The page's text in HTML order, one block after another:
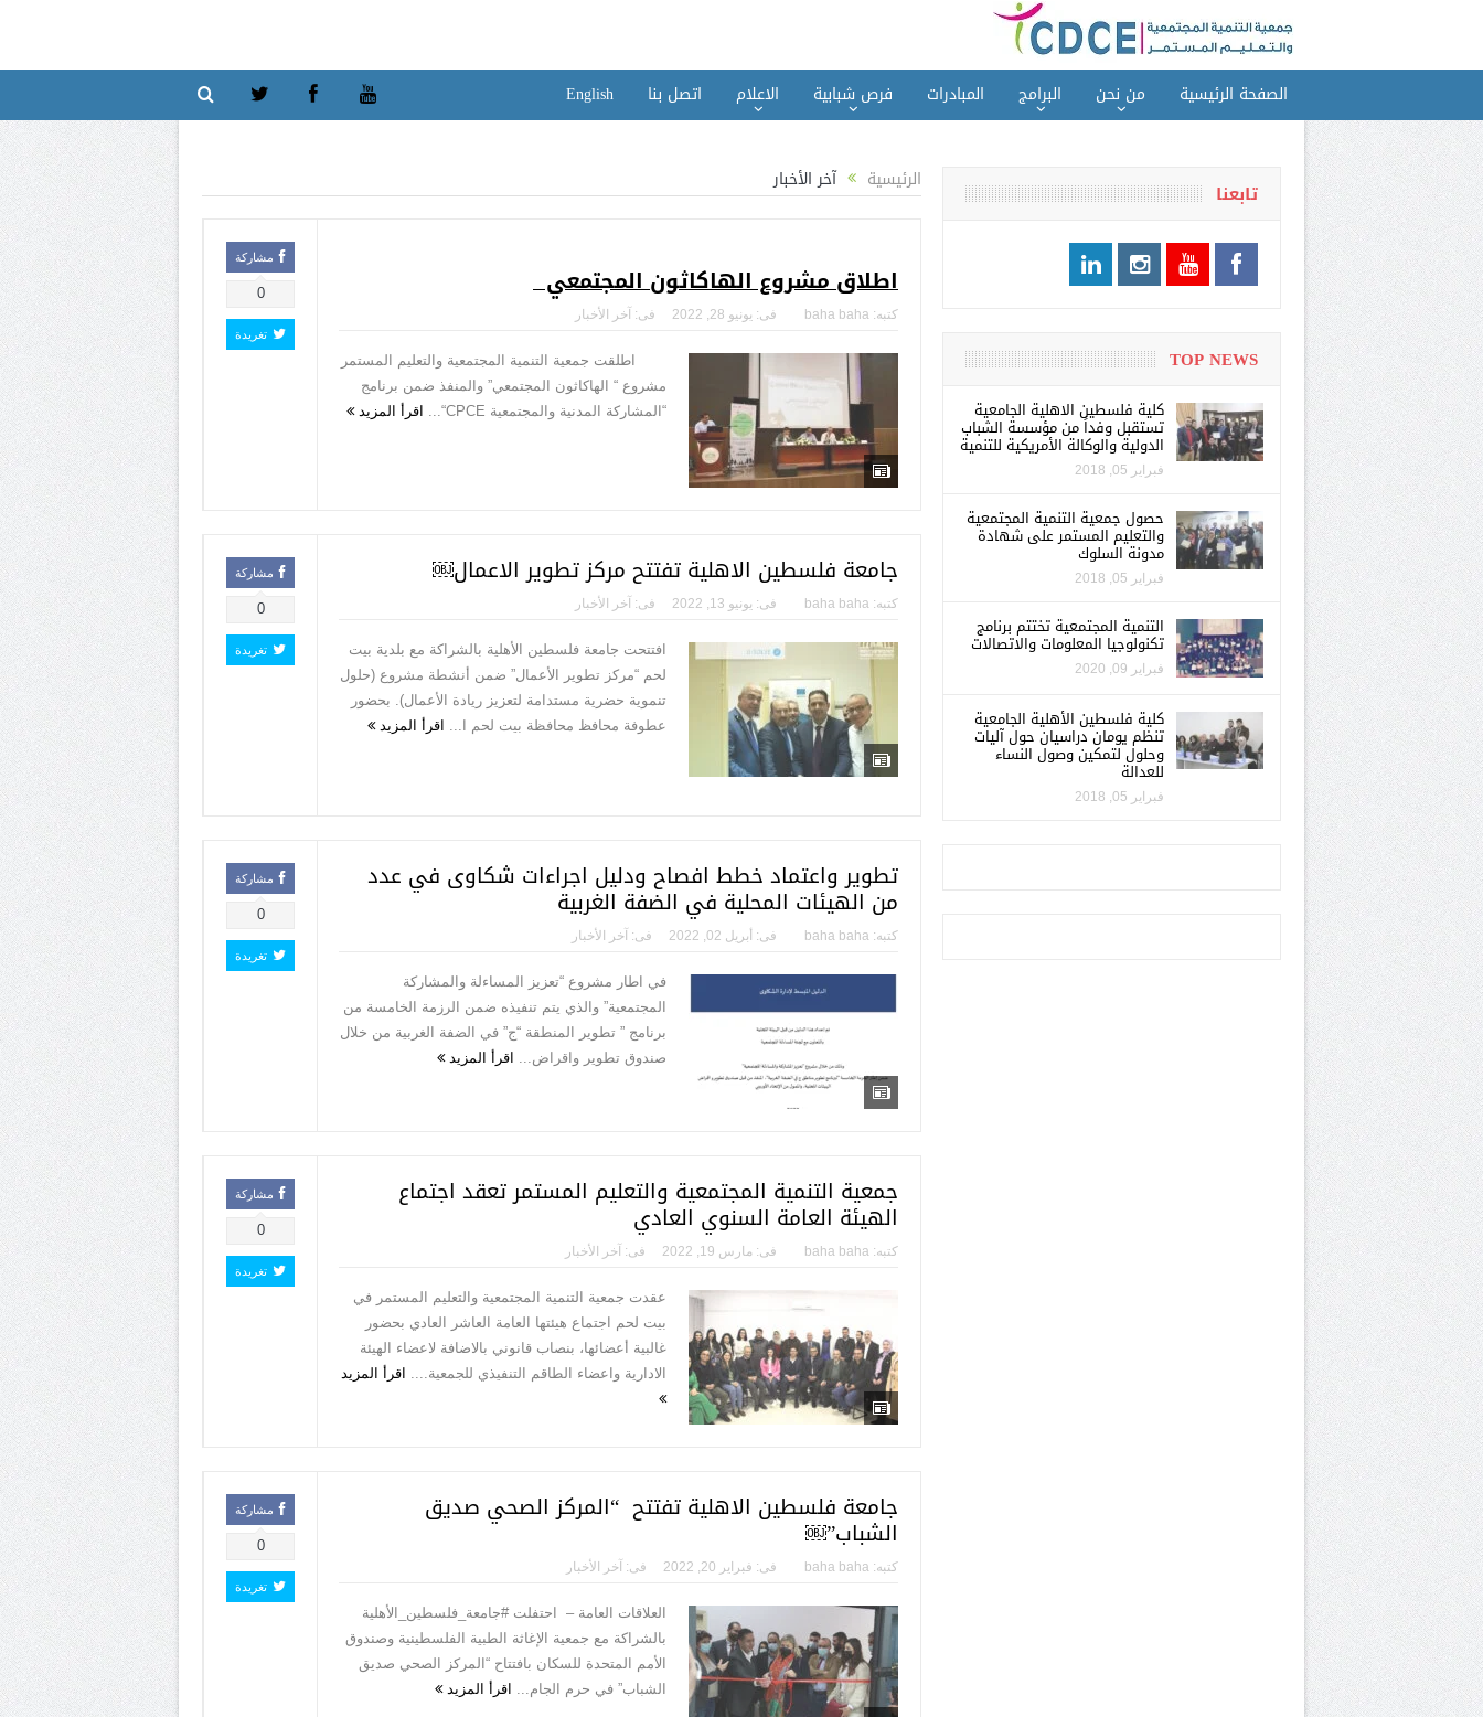
الصفحة الرئيسية من نحن البرامج المبادرات فرص شبابية الاعلام اتصل بنا English
الرئيسية آخر الأخبار
اطلاق مشروع الهاكاثون المجتمعي
كتبه: baha baha فى: يونيو 28, 2022 فى: آخر الأخبار
اطلقت جمعية التنمية المجتمعية والتعليم المستمر
مشروع “ الهاكاثون المجتمعي” والمنفذ ضمن برنامج
“المشاركة المدنية والمجتمعية CPCE“...
اقرأ المزيد
مشاركة
0
تغريدة
جامعة فلسطين الاهلية تفتتح مركز تطوير الاعمال￼
كتبه: baha baha فى: يونيو 13, 2022 فى: آخر الأخبار
افتتحت جامعة فلسطين الأهلية بالشراكة مع بلدية بيت
لحم “مركز تطوير الأعمال” ضمن أنشطة مشروع (حلول
تنموية حضرية مستدامة لتعزيز ريادة الأعمال). بحضور
عطوفة محافظ محافظة بيت لحم ا... اقرأ المزيد
مشاركة
0
تغريدة
تطوير واعتماد خطط افصاح ودليل اجراءات شكاوى في عدد
من الهيئات المحلية في الضفة الغربية
كتبه: baha baha فى: أبريل 02, 2022 فى: آخر الأخبار
في اطار مشروع “تعزيز المساءلة والمشاركة
المجتمعية” والذي يتم تنفيذه ضمن الرزمة الخامسة من
برنامج ” تطوير المنطقة “ج” في الضفة الغربية من خلال
صندوق تطوير واقراض... اقرأ المزيد
مشاركة
0
تغريدة
جمعية التنمية المجتمعية والتعليم المستمر تعقد اجتماع
الهيئة العامة السنوي العادي
كتبه: baha baha فى: مارس 19, 2022 فى: آخر الأخبار
عقدت جمعية التنمية المجتمعية والتعليم المستمر في
بيت لحم اجتماع هيئتها العامة العاشر العادي بحضور
غالبية أعضائها، بنصاب قانوني بالاضافة لاعضاء الهيئة
الادارية واعضاء الطاقم التنفيذي للجمعية.... اقرأ المزيد
مشاركة
0
تغريدة
جامعة فلسطين الاهلية تفتتح “المركز الصحي صديق
الشباب”￼
كتبه: baha baha فى: فبراير 20, 2022 فى: آخر الأخبار
العلاقات العامة – احتفلت #جامعة_فلسطين_الأهلية
بالشراكة مع جمعية الإغاثة الطبية الفلسطينية وصندوق
الأمم المتحدة للسكان بافتتاح “المركز الصحي صديق
الشباب” في حرم الجام... اقرأ المزيد
مشاركة
0
تغريدة
تابعنا
TOP NEWS
كلية فلسطين الاهلية الجامعية
تستقبل وفداً من مؤسسة الشباب
الدولية والوكالة الأمريكية للتنمية
فبراير 05, 2018
حصول جمعية التنمية المجتمعية
والتعليم المستمر على شهادة
مدونة السلوك
فبراير 05, 2018
التنمية المجتمعية تختتم برنامج
تكنولوجيا المعلومات والاتصالات
فبراير 09, 2020
كلية فلسطين الأهلية الجامعية
تنظم يومان دراسيان حول آليات
وحلول لتمكين وصول النساء
للعدالة
فبراير 05, 2018